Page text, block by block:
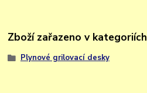
Zboží zařazeno v kategoriích
Plynové grilovací desky